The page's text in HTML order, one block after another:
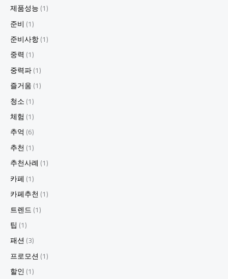
제품성능(1)
준비 (1)
준비사항(1)
중력 (1)
중력파(1)
즐거움(1)
청소(1)
체험 (1)
추억 (6)
추천(1)
추천사례 (1)
카페 (1)
카페추천(1)
트렌드(1)
팁 (1)
패션(3)
프로모션(1)
할인(1)